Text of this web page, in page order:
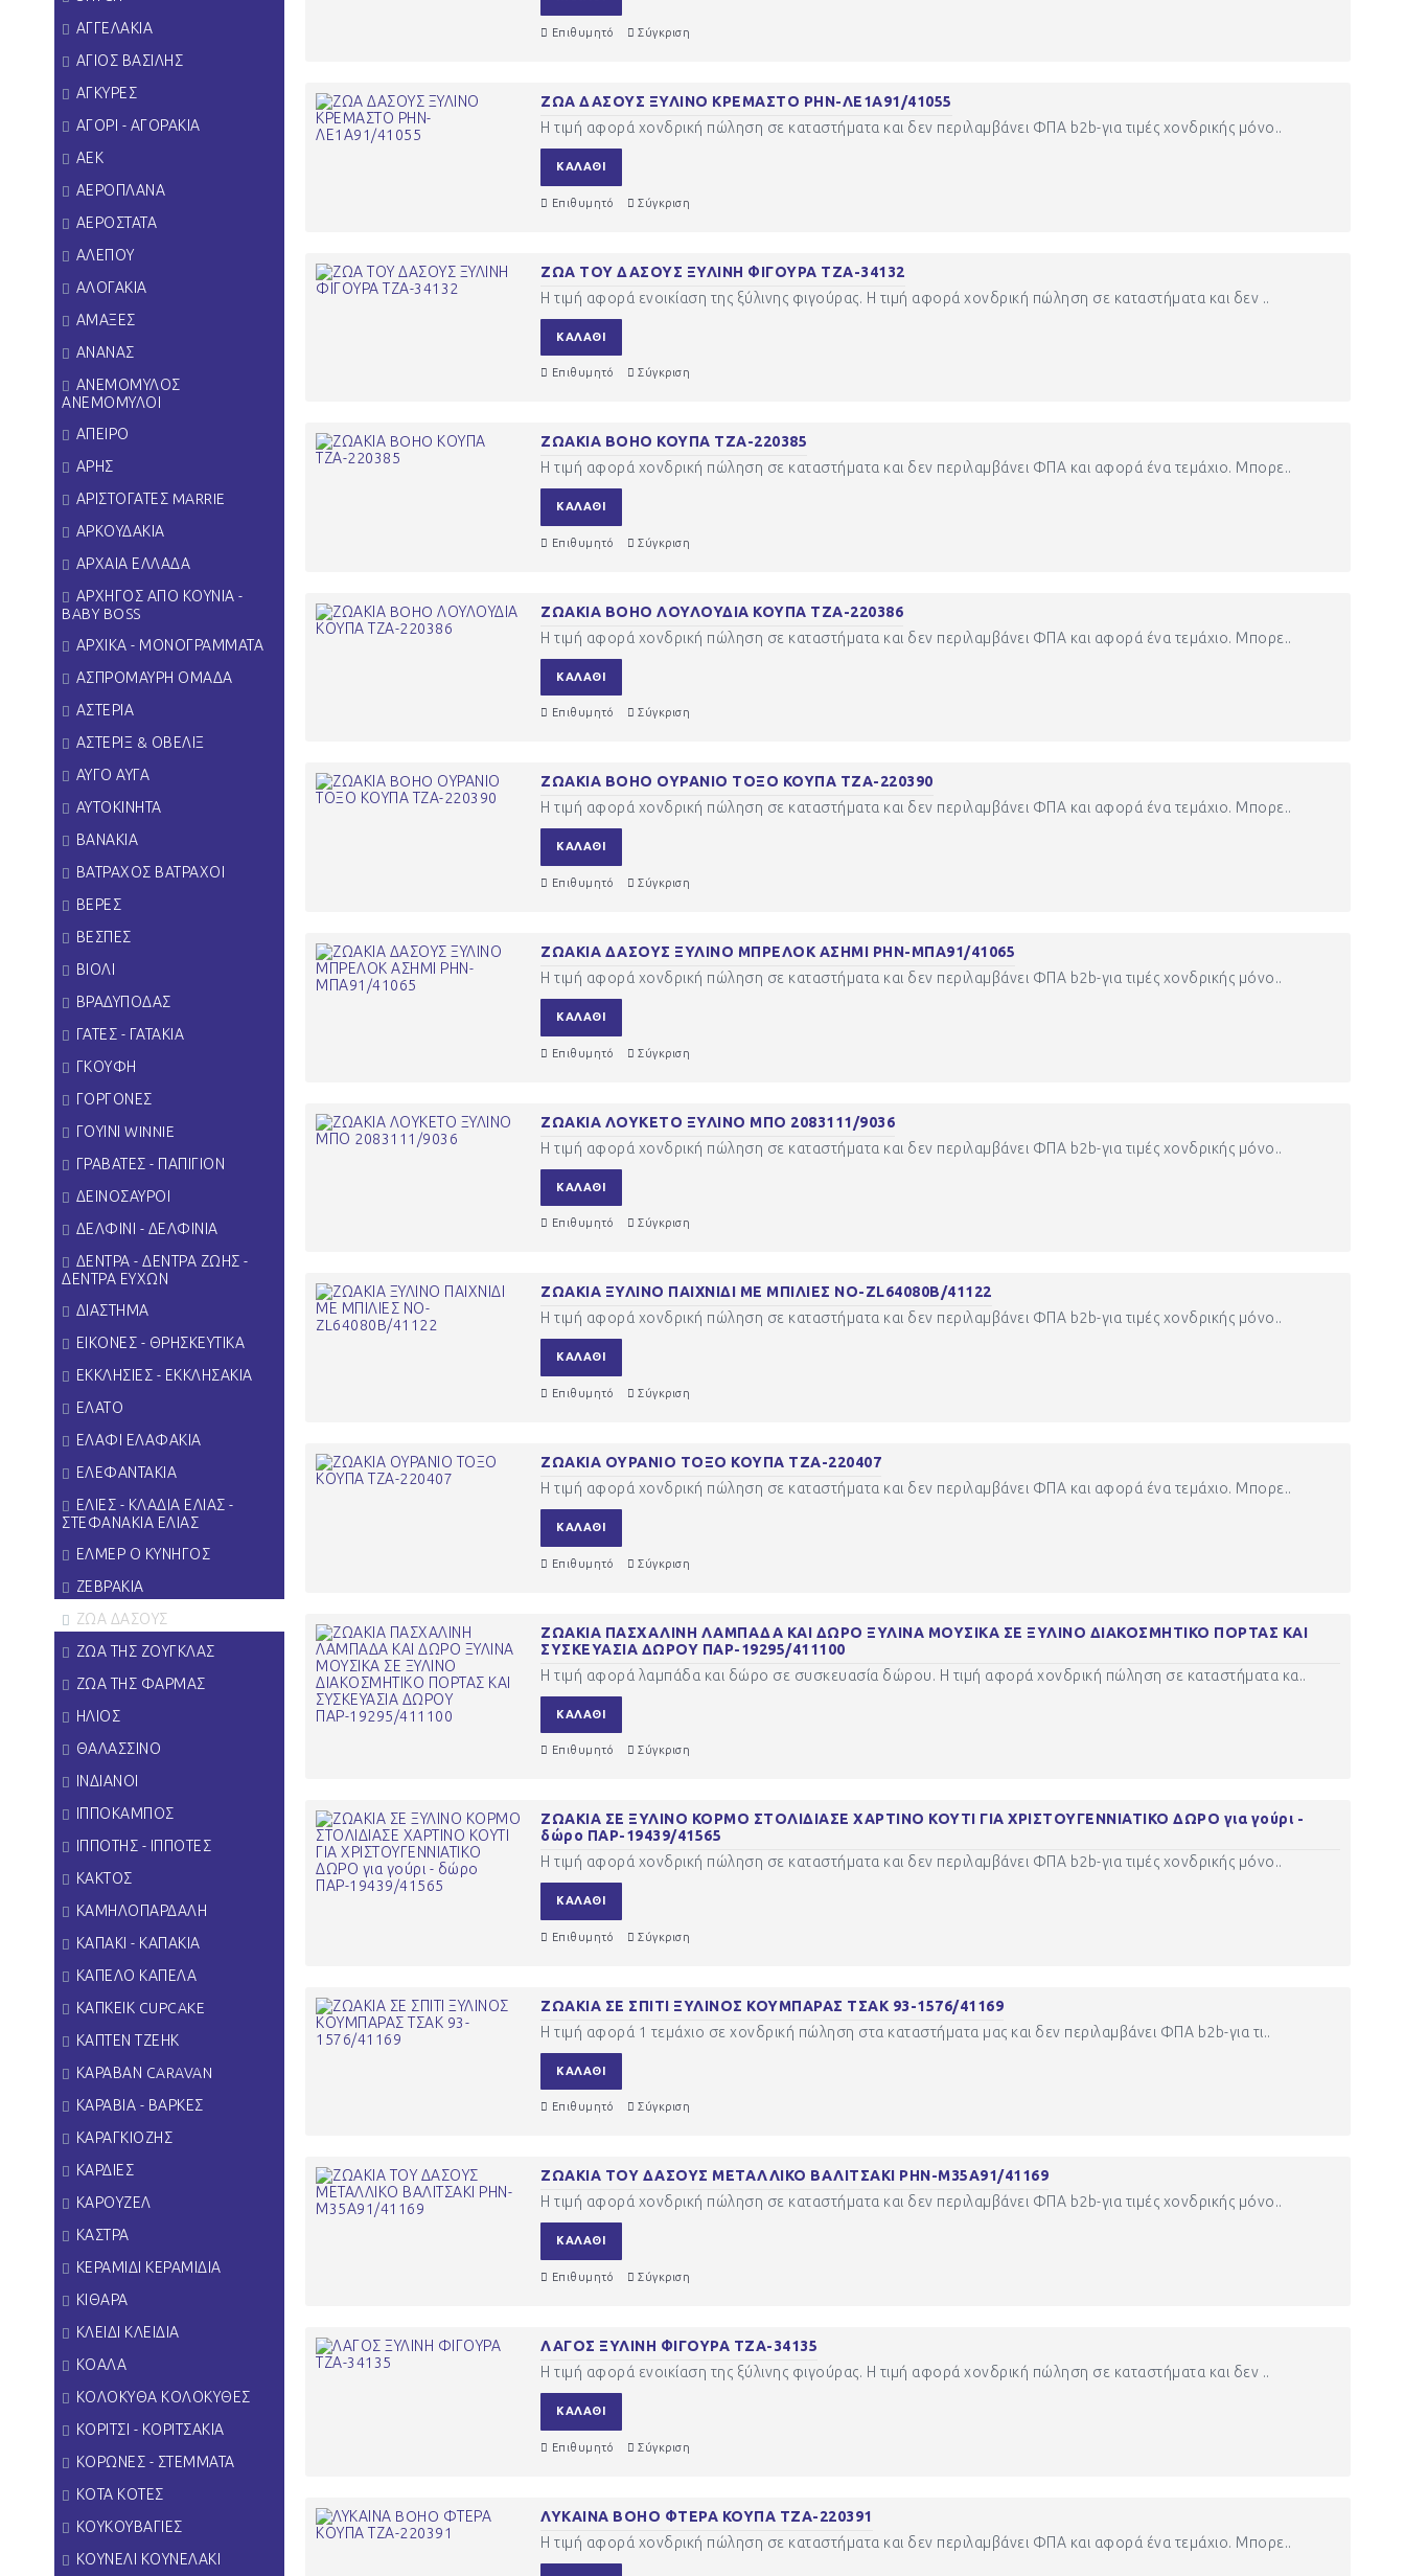
ΑΓΓΕΛΑΚΙΑ
ΑΓΙΟΣ ΒΑΣΙΛΗΣ
ΑΓΚΥΡΕΣ
ΑΓΟΡΙ - ΑΓΟΡΑΚΙΑ
ΑΕΚ
ΑΕΡΟΠΛΑΝΑ
ΑΕΡΟΣΤΑΤΑ
ΑΛΕΠΟΥ
ΑΛΟΓΑΚΙΑ
ΑΜΑΞΕΣ
ΑΝΑΝΑΣ
ΑΝΕΜΟΜΥΛΟΣ
ΑΝΕΜΟΜΥΛΟΙ
ΑΠΕΙΡΟ
ΑΡΗΣ
ΑΡΙΣΤΟΓΑΤΕΣ MARRIE
ΑΡΚΟΥΔΑΚΙΑ
ΑΡΧΑΙΑ ΕΛΛΑΔΑ
ΑΡΧΗΓΟΣ ΑΠΟ ΚΟΥΝΙΑ -
BABY BOSS
ΑΡΧΙΚΑ - ΜΟΝΟΓΡΑΜΜΑΤΑ
ΑΣΠΡΟΜΑΥΡΗ ΟΜΑΔΑ
ΑΣΤΕΡΙΑ
ΑΣΤΕΡΙΞ & ΟΒΕΛΙΞ
ΑΥΓΟ ΑΥΓΑ
ΑΥΤΟΚΙΝΗΤΑ
ΒΑΝΑΚΙΑ
ΒΑΤΡΑΧΟΣ ΒΑΤΡΑΧΟΙ
ΒΕΡΕΣ
ΒΕΣΠΕΣ
ΒΙΟΛΙ
ΒΡΑΔΥΠΟΔΑΣ
ΓΑΤΕΣ - ΓΑΤΑΚΙΑ
ΓΚΟΥΦΗ
ΓΟΡΓΟΝΕΣ
ΓΟΥΙΝΙ WINNIE
ΓΡΑΒΑΤΕΣ - ΠΑΠΙΓΙΟΝ
ΔΕΙΝΟΣΑΥΡΟΙ
ΔΕΛΦΙΝΙ - ΔΕΛΦΙΝΙΑ
ΔΕΝΤΡΑ - ΔΕΝΤΡΑ ΖΩΗΣ -
ΔΕΝΤΡΑ ΕΥΧΩΝ
ΔΙΑΣΤΗΜΑ
ΕΙΚΟΝΕΣ - ΘΡΗΣΚΕΥΤΙΚΑ
ΕΚΚΛΗΣΙΕΣ - ΕΚΚΛΗΣΑΚΙΑ
ΕΛΑΤΟ
ΕΛΑΦΙ ΕΛΑΦΑΚΙΑ
ΕΛΕΦΑΝΤΑΚΙΑ
ΕΛΙΕΣ - ΚΛΑΔΙΑ ΕΛΙΑΣ -
ΣΤΕΦΑΝΑΚΙΑ ΕΛΙΑΣ
ΕΛΜΕΡ Ο ΚΥΝΗΓΟΣ
ΖΕΒΡΑΚΙΑ
ΖΩΑ ΔΑΣΟΥΣ
ΖΩΑ ΤΗΣ ΖΟΥΓΚΛΑΣ
ΖΩΑ ΤΗΣ ΦΑΡΜΑΣ
ΗΛΙΟΣ
ΘΑΛΑΣΣΙΝΟ
ΙΝΔΙΑΝΟΙ
ΙΠΠΟΚΑΜΠΟΣ
ΙΠΠΟΤΗΣ - ΙΠΠΟΤΕΣ
ΚΑΚΤΟΣ
ΚΑΜΗΛΟΠΑΡΔΑΛΗ
ΚΑΠΑΚΙ - ΚΑΠΑΚΙΑ
ΚΑΠΕΛΟ ΚΑΠΕΛΑ
ΚΑΠΚΕΙΚ CUPCAKE
ΚΑΠΤΕΝ ΤΖΕΗΚ
ΚΑΡΑΒΑΝ CARAVAN
ΚΑΡΑΒΙΑ - ΒΑΡΚΕΣ
ΚΑΡΑΓΚΙΟΖΗΣ
ΚΑΡΔΙΕΣ
ΚΑΡΟΥΖΕΛ
ΚΑΣΤΡΑ
ΚΕΡΑΜΙΔΙ ΚΕΡΑΜΙΔΙΑ
ΚΙΘΑΡΑ
ΚΛΕΙΔΙ ΚΛΕΙΔΙΑ
ΚΟΑΛΑ
ΚΟΛΟΚΥΘΑ ΚΟΛΟΚΥΘΕΣ
ΚΟΡΙΤΣΙ - ΚΟΡΙΤΣΑΚΙΑ
ΚΟΡΩΝΕΣ - ΣΤΕΜΜΑΤΑ
ΚΟΤΑ ΚΟΤΕΣ
ΚΟΥΚΟΥΒΑΓΙΕΣ
ΚΟΥΝΕΛΙ ΚΟΥΝΕΛΑΚΙ
Επιθυμητό Σύγκριση
ΖΩΑ ΔΑΣΟΥΣ ΞΥΛΙΝΟ ΚΡΕΜΑΣΤΟ ΡΗΝ-ΛΕ1Α91/41055
Η τιμή αφορά χονδρική πώληση σε καταστήματα και δεν περιλαμβάνει ΦΠΑ b2b-για τιμές χονδρικής μόνο..
ΚΑΛΆΘΙ
Επιθυμητό Σύγκριση
ΖΩΑ ΤΟΥ ΔΑΣΟΥΣ ΞΥΛΙΝΗ ΦΙΓΟΥΡΑ ΤΖΑ-34132
Η τιμή αφορά ενοικίαση της ξύλινης φιγούρας. Η τιμή αφορά χονδρική πώληση σε καταστήματα και δεν ..
ΚΑΛΆΘΙ
Επιθυμητό Σύγκριση
ΖΩΑΚΙΑ BOHO ΚΟΥΠΑ ΤΖΑ-220385
Η τιμή αφορά χονδρική πώληση σε καταστήματα και δεν περιλαμβάνει ΦΠΑ και αφορά ένα τεμάχιο. Μπορε..
ΚΑΛΆΘΙ
Επιθυμητό Σύγκριση
ΖΩΑΚΙΑ BOHO ΛΟΥΛΟΥΔΙΑ ΚΟΥΠΑ ΤΖΑ-220386
Η τιμή αφορά χονδρική πώληση σε καταστήματα και δεν περιλαμβάνει ΦΠΑ και αφορά ένα τεμάχιο. Μπορε..
ΚΑΛΆΘΙ
Επιθυμητό Σύγκριση
ΖΩΑΚΙΑ BOHO ΟΥΡΑΝΙΟ ΤΟΞΟ ΚΟΥΠΑ ΤΖΑ-220390
Η τιμή αφορά χονδρική πώληση σε καταστήματα και δεν περιλαμβάνει ΦΠΑ και αφορά ένα τεμάχιο. Μπορε..
ΚΑΛΆΘΙ
Επιθυμητό Σύγκριση
ΖΩΑΚΙΑ ΔΑΣΟΥΣ ΞΥΛΙΝΟ ΜΠΡΕΛΟΚ ΑΣΗΜΙ ΡΗΝ-ΜΠΑ91/41065
Η τιμή αφορά χονδρική πώληση σε καταστήματα και δεν περιλαμβάνει ΦΠΑ b2b-για τιμές χονδρικής μόνο..
ΚΑΛΆΘΙ
Επιθυμητό Σύγκριση
ΖΩΑΚΙΑ ΛΟΥΚΕΤΟ ΞΥΛΙΝΟ ΜΠΟ 2083111/9036
Η τιμή αφορά χονδρική πώληση σε καταστήματα και δεν περιλαμβάνει ΦΠΑ b2b-για τιμές χονδρικής μόνο..
ΚΑΛΆΘΙ
Επιθυμητό Σύγκριση
ΖΩΑΚΙΑ ΞΥΛΙΝΟ ΠΑΙΧΝΙΔΙ ΜΕ ΜΠΙΛΙΕΣ ΝΟ-ZL64080B/41122
Η τιμή αφορά χονδρική πώληση σε καταστήματα και δεν περιλαμβάνει ΦΠΑ b2b-για τιμές χονδρικής μόνο..
ΚΑΛΆΘΙ
Επιθυμητό Σύγκριση
ΖΩΑΚΙΑ ΟΥΡΑΝΙΟ ΤΟΞΟ ΚΟΥΠΑ ΤΖΑ-220407
Η τιμή αφορά χονδρική πώληση σε καταστήματα και δεν περιλαμβάνει ΦΠΑ και αφορά ένα τεμάχιο. Μπορε..
ΚΑΛΆΘΙ
Επιθυμητό Σύγκριση
ΖΩΑΚΙΑ ΠΑΣΧΑΛΙΝΗ ΛΑΜΠΑΔΑ ΚΑΙ ΔΩΡΟ ΞΥΛΙΝΑ ΜΟΥΣΙΚΑ ΣΕ ΞΥΛΙΝΟ ΔΙΑΚΟΣΜΗΤΙΚΟ ΠΟΡΤΑΣ ΚΑΙ
ΣΥΣΚΕΥΑΣΙΑ ΔΩΡΟΥ ΠΑΡ-19295/411100
Η τιμή αφορά λαμπάδα και δώρο σε συσκευασία δώρου. Η τιμή αφορά χονδρική πώληση σε καταστήματα κα..
ΚΑΛΆΘΙ
Επιθυμητό Σύγκριση
ΖΩΑΚΙΑ ΣΕ ΞΥΛΙΝΟ ΚΟΡΜΟ ΣΤΟΛΙΔΙΑΣΕ ΧΑΡΤΙΝΟ ΚΟΥΤΙ ΓΙΑ ΧΡΙΣΤΟΥΓΕΝΝΙΑΤΙΚΟ ΔΩΡΟ για γούρι -
δώρο ΠΑΡ-19439/41565
Η τιμή αφορά χονδρική πώληση σε καταστήματα και δεν περιλαμβάνει ΦΠΑ b2b-για τιμές χονδρικής μόνο..
ΚΑΛΆΘΙ
Επιθυμητό Σύγκριση
ΖΩΑΚΙΑ ΣΕ ΣΠΙΤΙ ΞΥΛΙΝΟΣ ΚΟΥΜΠΑΡΑΣ ΤΣΑΚ 93-1576/41169
Η τιμή αφορά 1 τεμάχιο σε χονδρική πώληση στα καταστήματα μας και δεν περιλαμβάνει ΦΠΑ b2b-για τι..
ΚΑΛΆΘΙ
Επιθυμητό Σύγκριση
ΖΩΑΚΙΑ ΤΟΥ ΔΑΣΟΥΣ ΜΕΤΑΛΛΙΚΟ ΒΑΛΙΤΣΑΚΙ ΡΗΝ-Μ35Α91/41169
Η τιμή αφορά χονδρική πώληση σε καταστήματα και δεν περιλαμβάνει ΦΠΑ b2b-για τιμές χονδρικής μόνο..
ΚΑΛΆΘΙ
Επιθυμητό Σύγκριση
ΛΑΓΟΣ ΞΥΛΙΝΗ ΦΙΓΟΥΡΑ ΤΖΑ-34135
Η τιμή αφορά ενοικίαση της ξύλινης φιγούρας. Η τιμή αφορά χονδρική πώληση σε καταστήματα και δεν ..
ΚΑΛΆΘΙ
Επιθυμητό Σύγκριση
ΛΥΚΑΙΝΑ BOHO ΦΤΕΡΑ ΚΟΥΠΑ ΤΖΑ-220391
Η τιμή αφορά χονδρική πώληση σε καταστήματα και δεν περιλαμβάνει ΦΠΑ και αφορά ένα τεμάχιο. Μπορε..